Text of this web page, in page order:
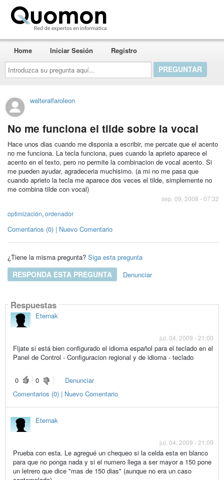
Introduzca
su
pregunta
aquí...
Home Iniciar Sesión Registro
walteralfaroleon
No me funciona el tilde sobre la vocal
Hace unos dias cuando me disponia a escribir, me percate que el acento
no me funciona. La tecla funciona, pues cuando la aprieto aparece el
acento en el texto, pero no permite la combinacion de vocal acento. Si
me pueden ayudar, agradeceria muchisimo. (a mi no me pasa que
cuando aprieto la tecla me aparece dos veces el tilde, simplemente no
me combina tilde con vocal)
sep. 09, 2008 - 07:32
optimización, ordenador
Comentarios (0) | Nuevo Comentario
¿Tiene la misma pregunta? Siga esta pregunta
RESPONDA ESTA PREGUNTA Denunciar
Respuestas
Eternak
jul. 04, 2009 - 21:00
Fijate si está bien configurado el idioma español para el teclado en el
Panel de Control - Configuracion regional y de idioma - teclado
0 0
Denunciar
Comentarios (0) | Nuevo Comentario
Eternak
jul. 04, 2009 - 21:09
Prueba con esta. Le agregué un chequeo si la celda esta en blanco
para que no ponga nada y si el numero llega a ser mayor a 150 pone
un letrero que dice "mas de 150 dias" (aunque no era un caso